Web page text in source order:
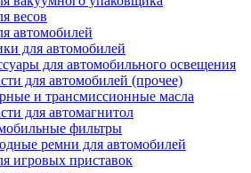
весов
автомобилей
для автомобилей
для автомобильного освещения
для автомобилей (прочее)
и трансмиссионные масла
для автомагнитол
фильтры
ремни для автомобилей
игровых приставок